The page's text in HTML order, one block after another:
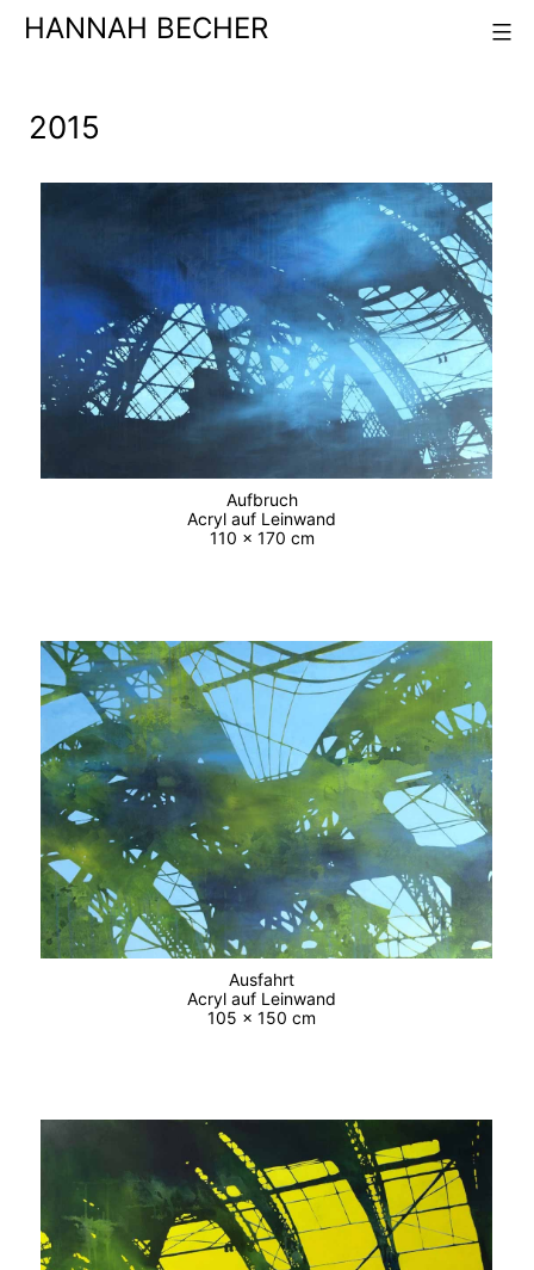
SkipHANNAH BECHER
2015
Aufbruch
Acryl auf Leinwand
110 x 170 cm
Ausfahrt
Acryl auf Leinwand
105 x 150 cm